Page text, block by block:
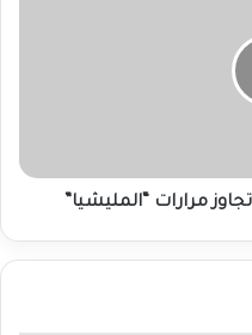
مرارات “المليشيا”